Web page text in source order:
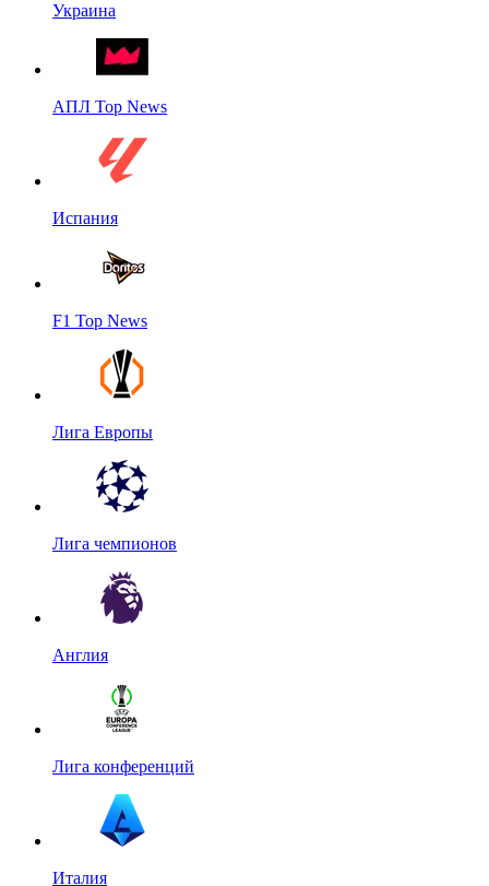
Украина
АПЛ Top News
Испания
F1 Top News
Лига Европы
Лига чемпионов
Англия
Лига конференций
Италия